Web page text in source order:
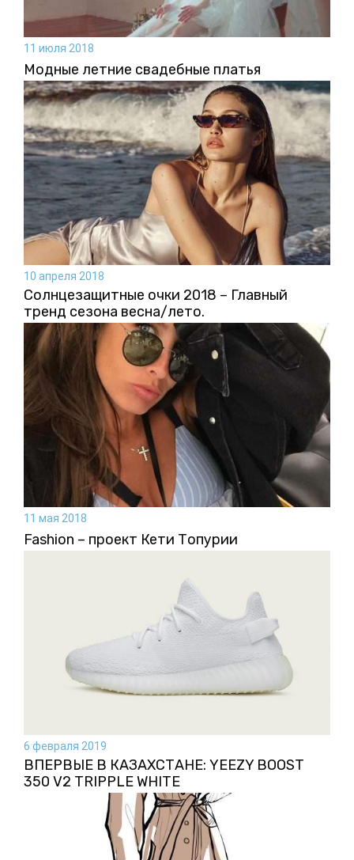
11 июля 2018
Модные летние свадебные платья
10 апреля 2018
Солнцезащитные очки 2018 – Главный
тренд сезона весна/лето.
11 мая 2018
Fashion – проект Кети Топурии
6 февраля 2019
ВПЕРВЫЕ В КАЗАХСТАНЕ: YEEZY BOOST
350 V2 TRIPPLE WHITE